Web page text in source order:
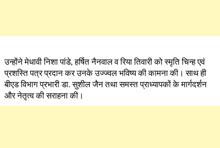
उन्होंने मेधावी निशा पांडे, हर्षित नैनवाल व रिया तिवारी को स्मृति चिन्ह एवं
प्रशस्ति पत्र प्रदान कर उनके उज्ज्वल भविष्य की कामना की। साथ ही
बीएड विभाग प्रभारी डा. सुशील जैन तथा समस्त प्राध्यापकों के मार्गदर्शन
और नेतृत्व की सराहना की।